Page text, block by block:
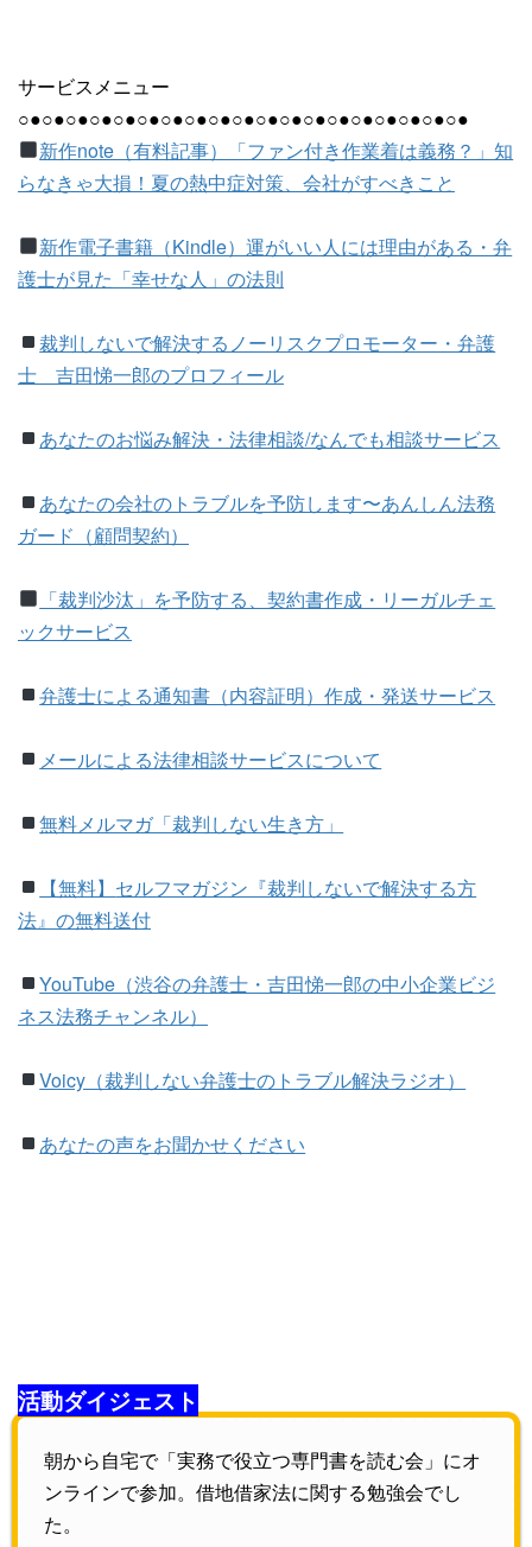
サービスメニュー
○●○●○●○●○●○●○●○●○●○●○●○●○●○●○●○●○●○●○●
新作note（有料記事）「ファン付き作業着は義務？」知
らなきゃ大損！夏の熱中症対策、会社がすべきこと
新作電子書籍（Kindle）運がいい人には理由がある・弁
護士が見た「幸せな人」の法則
裁判しないで解決するノーリスクプロモーター・弁護
士 吉田悌一郎のプロフィール
あなたのお悩み解決・法律相談/なんでも相談サービス
あなたの会社のトラブルを予防します〜あんしん法務
ガード（顧問契約）
「裁判沙汰」を予防する、契約書作成・リーガルチェ
ックサービス
弁護士による通知書（内容証明）作成・発送サービス
メールによる法律相談サービスについて
無料メルマガ「裁判しない生き方」
【無料】 セルフマガジン『裁判しないで解決する方
法』の無料送付
YouTube（渋谷の弁護士・吉田悌一郎の中小企業ビジ
ネス法務チャンネル）
Voicy（裁判しない弁護士のトラブル解決ラジオ）
あなたの声をお聞かせください
活動ダイジェスト
朝から自宅で「実務で役立つ専門書を読む会」にオ
ンラインで参加。借地借家法に関する勉強会でし
た。